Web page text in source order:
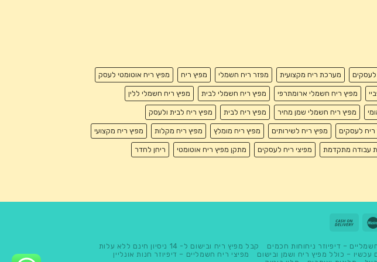
לעסקים מערכת ריח מקצועית מפזר ריח חשמלי מפיץ ריח מפיץ ריח אוטומטי לעסק
מפיץ ריח חשמלי ארומתרפי מפיץ ריח חשמלי לבית מפיץ ריח חשמלי ללין
מפיץ ריח חשמלי שמן מחיר מפיץ ריח לבית מפיץ ריח לבית ולעסק
ריח לעסקים מפיץ ריח לשירותים מפיץ ריח מומלץ מפיץ ריח מקלות מפיץ ריח מקצועי
עבודה מתקדמת מפיצי ריח לעסקים מתקן מפיץ ריח אוטומטי ריחן לחדר
– דיפיוזר ניחוחות חכמים
קבל מפיץ ריח ובישום ל- 14 ניסיון חינם ללא עלות
– כולל מפיץ ריח ושמן ובישום
מפיצי ריח חשמליים – דיפיוזר חנות אונליין